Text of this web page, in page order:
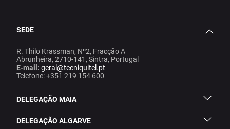
SEDE
R. Thilo Krassman, Nº2, Fracção A
Abrunheira, 2710-141, Sintra, Portugal
E-mail: geral@tecniquitel.pt
Telefone: +351 219 154 600
DELEGAÇÃO MAIA
DELEGAÇÃO ALGARVE